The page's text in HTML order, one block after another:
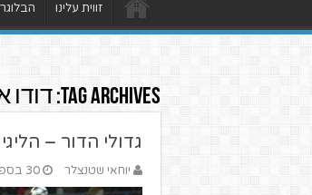
זווית עלינו
Tag Archives: דודו
גדולי הדור –
יוחאי שטנצלר 30 בספטמבר 2020